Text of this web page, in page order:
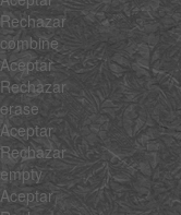
Rechazar
combine
Aceptar
Rechazar
erase
Aceptar
Rechazar
empty
Aceptar